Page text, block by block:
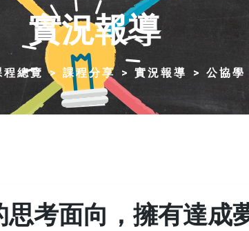
實況報導
程總覽 課程分享 實況報導 公協學
考面向，擁有達成